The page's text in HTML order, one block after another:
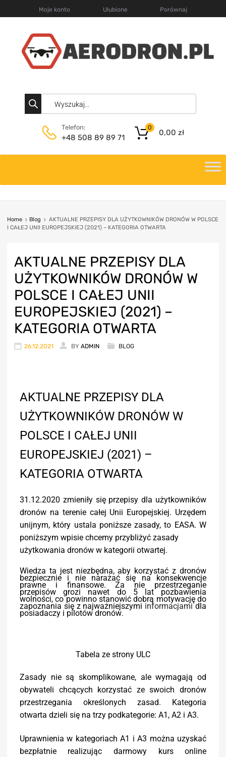
Moje konto Ulubione Porównaj
Telefon:
+48 508 89 89 71
0,00 zł
0
Home Blog
AKTUALNE PRZEPISY DLA UŻYTKOWNIKÓW DRONÓW W POLSCE
I CAŁEJ UNII EUROPEJSKIEJ (2021) – KATEGORIA OTWARTA
AKTUALNE PRZEPISY DLA
UŻYTKOWNIKÓW DRONÓW W
POLSCE I CAŁEJ UNII
EUROPEJSKIEJ (2021) –
KATEGORIA OTWARTA
26.12.2021 BY ADMIN BLOG
AKTUALNE PRZEPISY DLA
UŻYTKOWNIKÓW DRONÓW W
POLSCE I CAŁEJ UNII
EUROPEJSKIEJ (2021) –
KATEGORIA OTWARTA
31.12.2020 zmieniły się przepisy dla użytkowników
dronów na terenie całej Unii Europejskiej. Urzędem
unijnym, który ustala poniższe zasady, to EASA. W
poniższym wpisie chcemy przybliżyć zasady
użytkowania dronów w kategorii otwartej.
Wiedza ta jest niezbędna, aby korzystać z dronów
bezpiecznie i nie narażać się na konsekwencje
prawne i finansowe. Za nie przestrzeganie
przepisów grozi nawet do 5 lat pozbawienia
wolności, co powinno stanowić dobrą motywację do
zapoznania się z najważniejszymi informacjamidla
posiadaczy i pilotów dronów.
Tabela ze strony ULC
Zasady nie są skomplikowane, ale wymagają od
obywateli chcących korzystać ze swoich dronów
przestrzegania określonych zasad. Kategoria
otwarta dzieli się na trzy podkategorie: A1, A2 i A3.
Uprawnienia w kategoriach A1 i A3 można uzyskać
bezpłatnie realizując darmowy kurs online